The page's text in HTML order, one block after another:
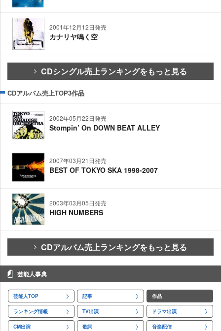
2001年12月12日発売
カナリヤ鳴く空
CDシングル売上ランキングをもっと見る
CDアルバム売上TOP3作品
2002年05月22日発売
Stompin’ On DOWN BEAT ALLEY
2007年03月21日発売
BEST OF TOKYO SKA 1998-2007
2003年03月05日発売
HIGH NUMBERS
CDアルバム売上ランキングをもっと見る
芸能人事典
芸能人TOP 記事 作品
ランキング情報 TV出演 ドラマ出演
CM出演 歌詞 音楽配信